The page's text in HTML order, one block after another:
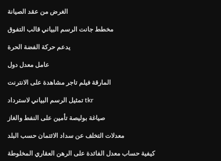
الغرض من عقد الصيانة
مخطط جانت الرسم البياني قالب التفوق
يدعم حركة الفضة الحرة
عامل معدل دول
المارقة فيلم تاجر مشاهدة على الانترنت
تمثيل الرسم البياني لاسترداد tkr
صياغة بوليصة تأمين على النفط والغاز
معدلات التخلف عن سداد الائتمان حسب البلد
كيفية حساب معدل الفائدة على الرهن العقاري المخلوطة